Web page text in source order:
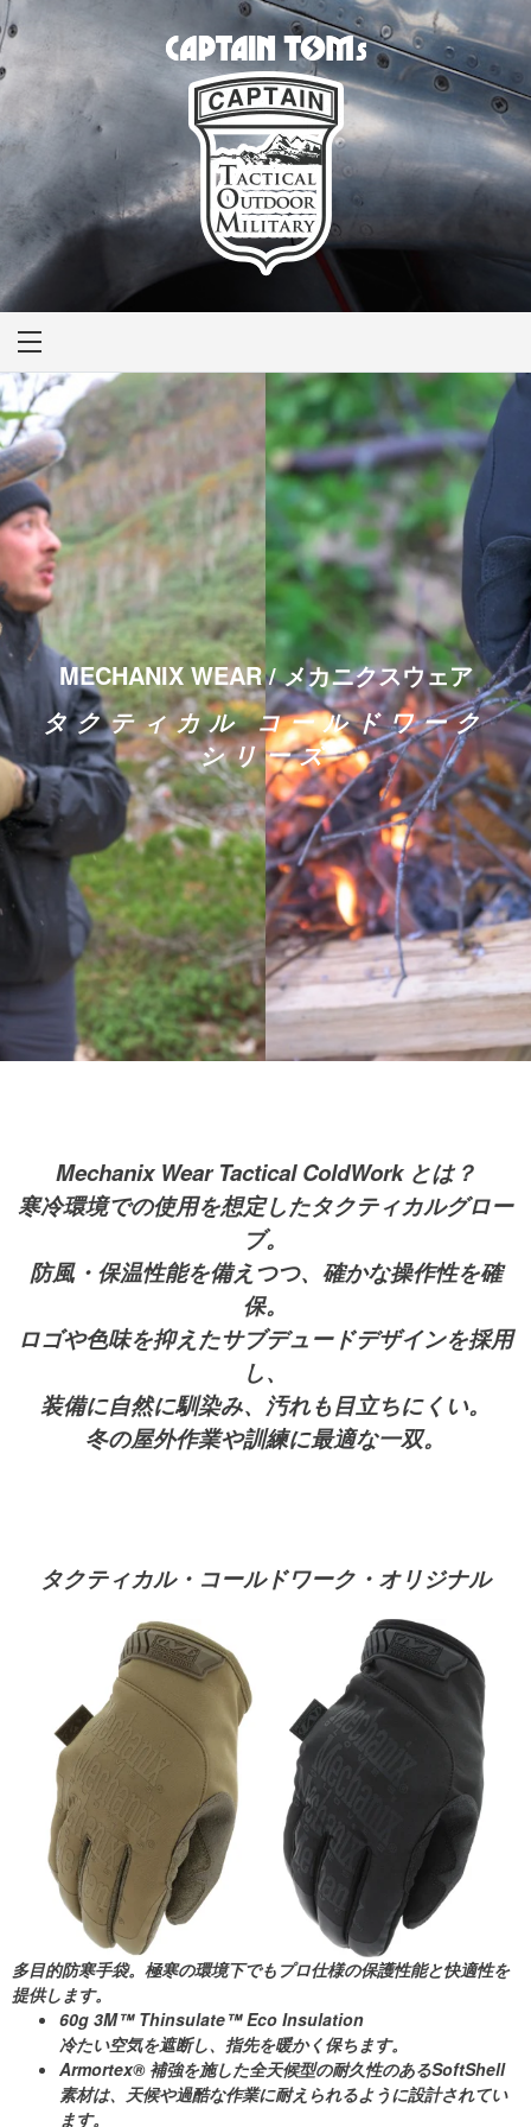
CAPTAIN TOM'S
キャプテントム
MECHANIX WEAR / メカニクスウェア
タクティカル コールドワーク
シリーズ
Mechanix Wear Tactical ColdWork とは？
寒冷環境での使用を想定したタクティカルグロー
ブ。
防風・保温性能を備えつつ、確かな操作性を確
保。
ロゴや色味を抑えたサブデュードデザインを採用
し、
装備に自然に馴染み、汚れも目立ちにくい。
冬の屋外作業や訓練に最適な一双。
タクティカル・コールドワーク・オリジナル
多目的防寒手袋。極寒の環境下でもプロ仕様の保護性能と快適性を
提供します。
60g 3M™ Thinsulate™ Eco Insulation
冷たい空気を遮断し、指先を暖かく保ちます。
Armortex® 補強を施した全天候型の耐久性のあるSoftShell
素材は、天候や過酷な作業に耐えられるように設計されてい
ます。